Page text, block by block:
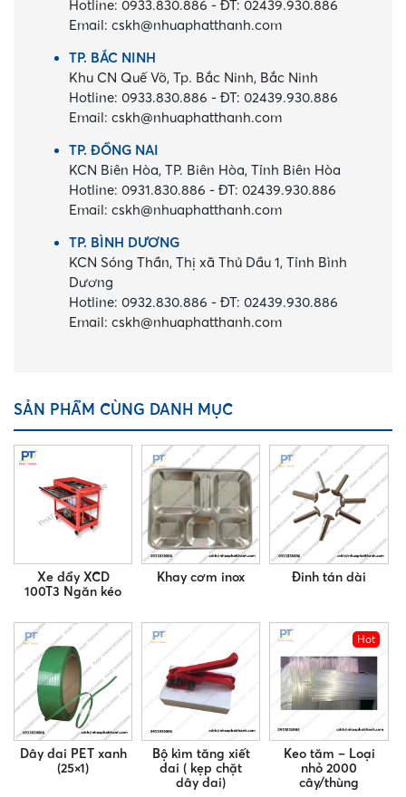
Hotline: 0933.830.886 -ĐT: 02439.930.886
Email:cskh@nhuaphatthanh.com
TP. BẮC NINH
Khu CN Quế Võ, Tp. Bắc Ninh, Bắc Ninh
Hotline: 0933.830.886 -ĐT: 02439.930.886
Email:cskh@nhuaphatthanh.com
TP. ĐỒNG NAI
KCN Biên Hòa, TP. Biên Hòa, Tỉnh Biên Hòa
Hotline: 0931.830.886 -ĐT: 02439.930.886
Email:cskh@nhuaphatthanh.com
TP. BÌNH DƯƠNG
KCN Sóng Thần, Thị xã Thủ Dầu 1, Tỉnh Bình
Dương
Hotline: 0932.830.886 -ĐT: 02439.930.886
Email:cskh@nhuaphatthanh.com
SẢN PHẨM CÙNG DANH MỤC
Xe đẩy XCD
100T3 Ngăn kéo
Khay cơm inox Đinh tán dài
Dây đai PET xanh
(25×1)
Bộ kìm tăng xiết
đai ( kẹp chặt
dây đai)
Hot
Keo tăm – Loại
nhỏ 2000
cây/thùng